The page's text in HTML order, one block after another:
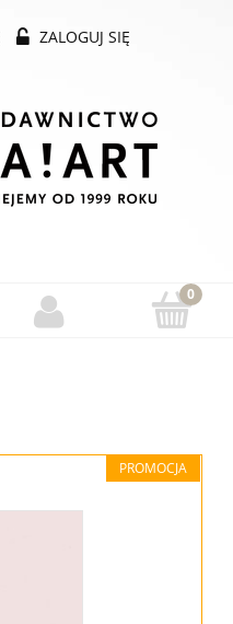
ZALOGUJ SIĘ
PROMOCJA